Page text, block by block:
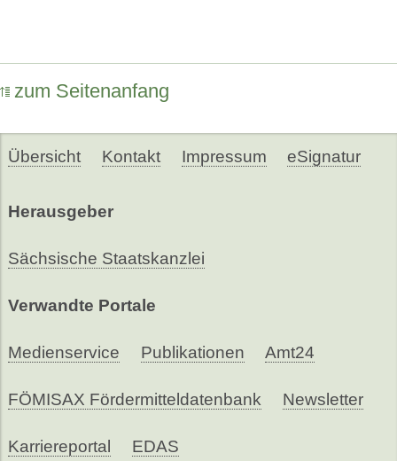
zum Seitenanfang
Übersicht Kontakt Impressum eSignatur
Herausgeber
Sächsische Staatskanzlei
Verwandte Portale
Medienservice Publikationen Amt24
FÖMISAX Fördermitteldatenbank Newsletter
Karriereportal EDAS